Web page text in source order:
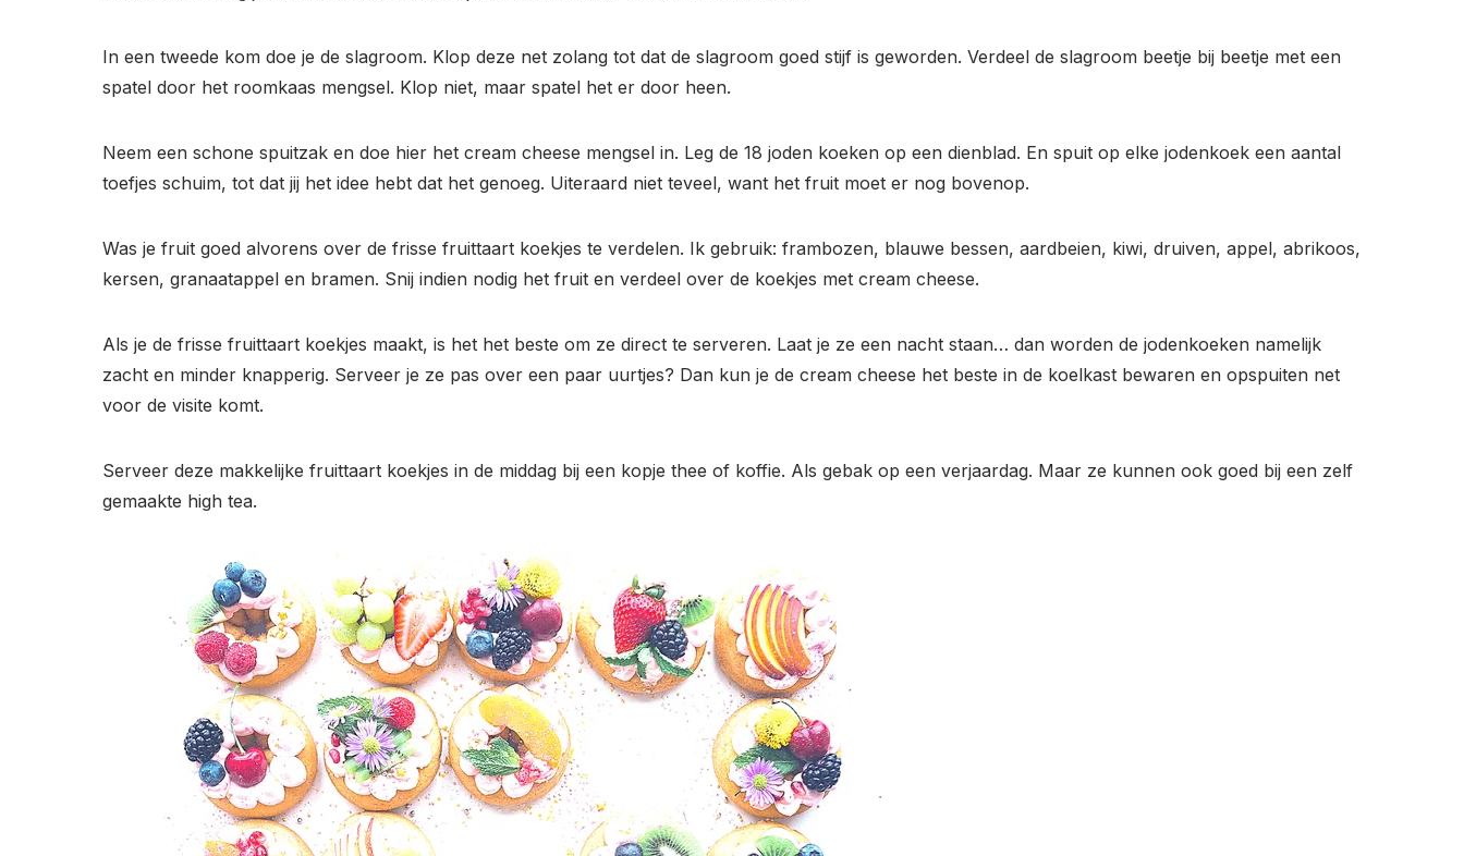
In een tweede kom doe je de slagroom. Klop deze net zolang tot dat de slagroom goed stijf is geworden. Verdeel de slagroom beetje bij beetje met een
spatel door het roomkaas mengsel. Klop niet, maar spatel het er door heen.
Neem een schone spuitzak en doe hier het cream cheese mengsel in. Leg de 18 joden koeken op een dienblad. En spuit op elke jodenkoek een aantal
toefjes schuim, tot dat jij het idee hebt dat het genoeg. Uiteraard niet teveel, want het fruit moet er nog bovenop.
Was je fruit goed alvorens over de frisse fruittaart koekjes te verdelen. Ik gebruik: frambozen, blauwe bessen, aardbeien, kiwi, druiven, appel, abrikoos,
kersen, granaatappel en bramen. Snij indien nodig het fruit en verdeel over de koekjes met cream cheese.
Als je de frisse fruittaart koekjes maakt, is het het beste om ze direct te serveren. Laat je ze een nacht staan… dan worden de jodenkoeken namelijk
zacht en minder knapperig. Serveer je ze pas over een paar uurtjes? Dan kun je de cream cheese het beste in de koelkast bewaren en opspuiten net
voor de visite komt.
Serveer deze makkelijke fruittaart koekjes in de middag bij een kopje thee of koffie. Als gebak op een verjaardag. Maar ze kunnen ook goed bij een zelf
gemaakte high tea.